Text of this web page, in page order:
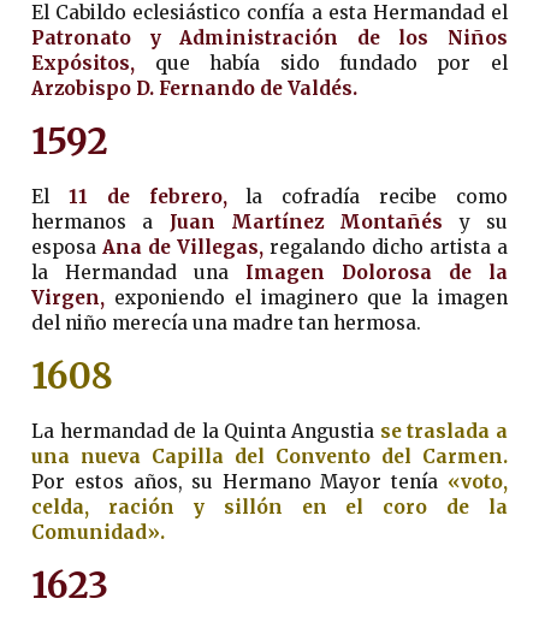
El Cabildo eclesiástico confía a esta Hermandad el
Patronato y Administración de los Niños
Expósitos, que había sido fundado por el
Arzobispo D. Fernando de Valdés.
1592
El11 de febrero,la cofradía recibe como
hermanos a Juan Martínez Montañés y su
esposaAna de Villegas, regalando dicho artista a
la Hermandad una Imagen Dolorosa de la
Virgen, exponiendo el imaginero que la imagen
del niño merecía una madre tan hermosa.
1608
La hermandad de la Quinta Angustia se traslada a
una nueva Capilla del Convento del Carmen.
Por estos años, su Hermano Mayor tenía «voto,
celda, ración y sillón en el coro de la
Comunidad».
1623